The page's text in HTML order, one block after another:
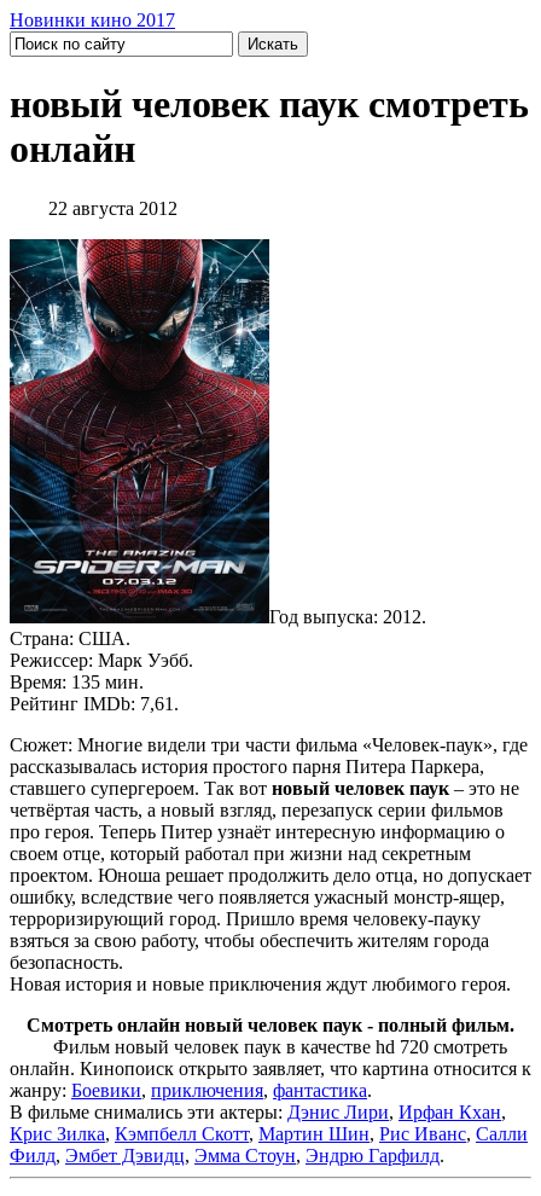
Новинки кино 2017
новый человек паук смотреть
онлайн
22 августа 2012
Год выпуска: 2012.
Страна: США.
Режиссер: Марк Уэбб.
Время: 135 мин.
Рейтинг IMDb: 7,61.
Сюжет: Многие видели три части фильма «Человек-паук», где
рассказывалась история простого парня Питера Паркера,
ставшего супергероем. Так вот новый человек паук – это не
четвёртая часть, а новый взгляд, перезапуск серии фильмов
про героя. Теперь Питер узнаёт интересную информацию о
своем отце, который работал при жизни над секретным
проектом. Юноша решает продолжить дело отца, но допускает
ошибку, вследствие чего появляется ужасный монстр-ящер,
терроризирующий город. Пришло время человеку-пауку
взяться за свою работу, чтобы обеспечить жителям города
безопасность.
Новая история и новые приключения ждут любимого героя.
Смотреть онлайн новый человек паук - полный фильм.
Фильм новый человек паук в качестве hd 720 смотреть
онлайн. Кинопоиск открыто заявляет, что картина относится к
жанру: Боевики, приключения, фантастика.
В фильме снимались эти актеры: Дэнис Лири, Ирфан Кхан,
Крис Зилка, Кэмпбелл Скотт, Мартин Шин, Рис Иванс, Салли
Филд, Эмбет Дэвидц, Эмма Стоун, Эндрю Гарфилд.